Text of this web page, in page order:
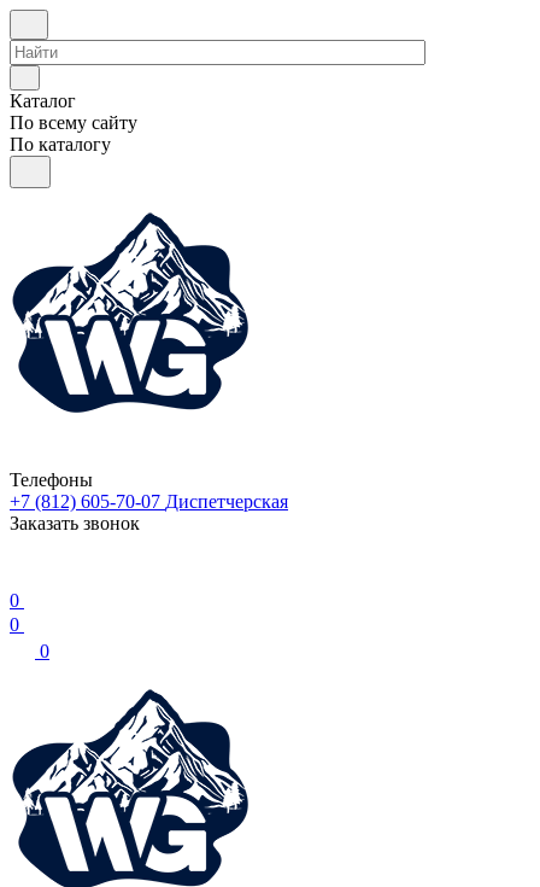
Каталог
По всему сайту
По каталогу
Телефоны
+7 (812) 605-70-07 Диспетчерская
Заказать звонок
0
0
0